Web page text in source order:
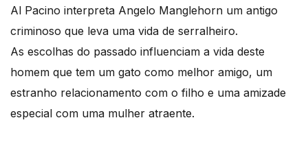
Al Pacino interpreta Angelo Manglehorn um antigo
criminoso que leva uma vida de serralheiro.
As escolhas do passado influenciam a vida deste
homem que tem um gato como melhor amigo, um
estranho relacionamento com o filho e uma amizade
especial com uma mulher atraente.